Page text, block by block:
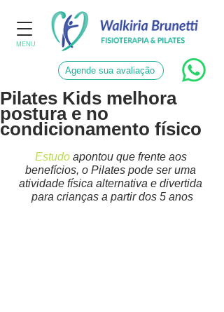
MENU
Agende sua avaliação
Pilates Kids melhora
postura e no
condicionamento físico
Estudo apontou que frente aos
benefícios, o Pilates pode ser uma
atividade física alternativa e divertida
para crianças a partir dos 5 anos